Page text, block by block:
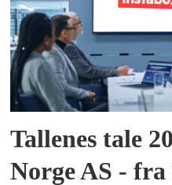
Tallenes tale
Norge AS -